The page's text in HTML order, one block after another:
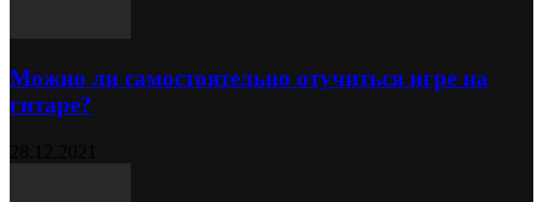
Можно ли самостоятельно отучиться игре на
гитаре?